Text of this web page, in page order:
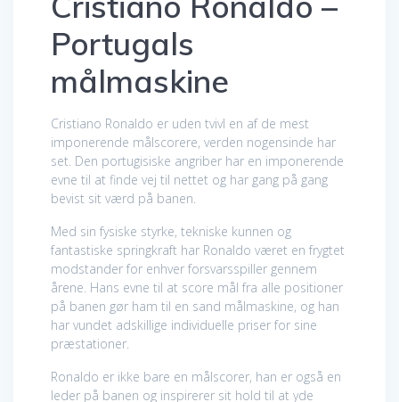
Portugals
målmaskine
Cristiano Ronaldo er uden tvivl en af de mest
imponerende målscorere, verden nogensinde har
set. Den portugisiske angriber har en imponerende
evne til at finde vej til nettet og har gang på gang
bevist sit værd på banen.
Med sin fysiske styrke, tekniske kunnen og
fantastiske springkraft har Ronaldo været en frygtet
modstander for enhver forsvarsspiller gennem
årene. Hans evne til at score mål fra alle positioner
på banen gør ham til en sand målmaskine, og han
har vundet adskillige individuelle priser for sine
præstationer.
Ronaldo er ikke bare en målscorer, han er også en
leder på banen og inspirerer sit hold til at yde